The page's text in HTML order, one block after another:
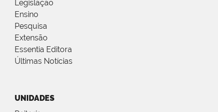
Legislação
Ensino
Pesquisa
Extensão
Essentia Editora
Últimas Notícias
UNIDADES